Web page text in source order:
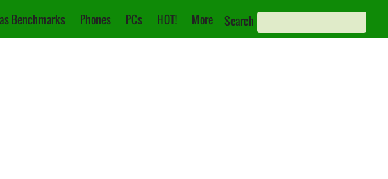
Benchmarks Phones PCs HOT! More Search